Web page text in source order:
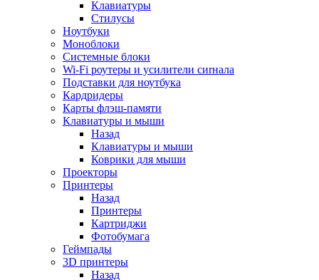
Клавиатуры
Стилусы
Ноутбуки
Моноблоки
Системные блоки
Wi-Fi роутеры и усилители сиrнала
Подставки для ноутбука
Кардридеры
Карты флэш-памяти
Клавиатуры и мыши
Назад
Клавиатуры и мыши
Коврики для мыши
Проекторы
Принтеры
Назад
Принтеры
Картриджи
Фотобумага
Геймпады
3D принтеры
Назад